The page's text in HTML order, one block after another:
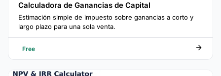
Calculadora de Ganancias de Capital
Estimación simple de impuesto sobre ganancias a corto y
largo plazo para una sola venta.
Free